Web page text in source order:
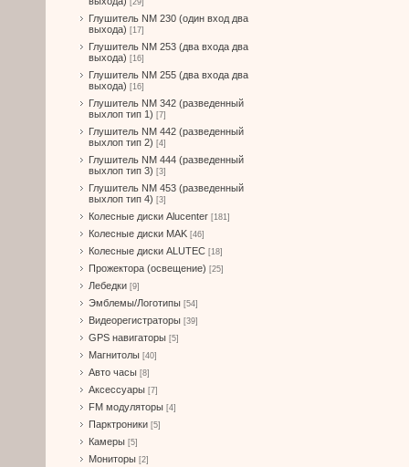
[29]
Глушитель NM 230 (один вход два
выхода) [17]
Глушитель NM 253 (два входа два
выхода) [16]
Глушитель NM 255 (два входа два
выхода) [16]
Глушитель NM 342 (разведенный
выхлоп тип 1) [7]
Глушитель NM 442 (разведенный
выхлоп тип 2) [4]
Глушитель NM 444 (разведенный
выхлоп тип 3) [3]
Глушитель NM 453 (разведенный
выхлоп тип 4) [3]
Колесные диски Alucenter [181]
Колесные диски MAK [46]
Колесные диски ALUTEC [18]
Прожектора (освещение) [25]
Лебедки [9]
Эмблемы/Логотипы [54]
Видеорегистраторы [39]
GPS навигаторы [5]
Магнитолы [40]
Авто часы [8]
Аксессуары [7]
FM модуляторы [4]
Парктроники [5]
Камеры [5]
Мониторы [2]